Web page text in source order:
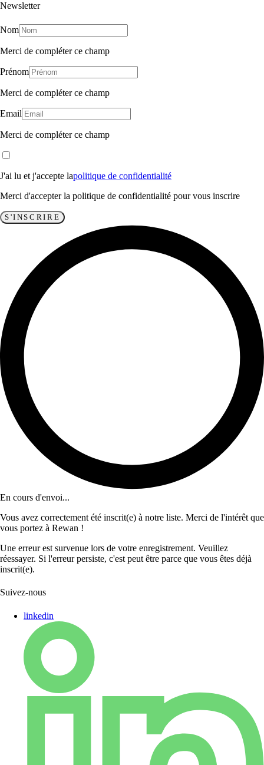
Newsletter
Nom
Merci de compléter ce champ
Prénom
Merci de compléter ce champ
Email
Merci de compléter ce champ
J'ai lu et j'accepte lapolitique de confidentialité
Merci d'accepter la politique de confidentialité pour vous inscrire
S'INSCRIRE
En cours d'envoi...
Vous avez correctement été inscrit(e) à notre liste. Merci de l'intérêt que
vous portez à Rewan !
Une erreur est survenue lors de votre enregistrement. Veuillez
réessayer. Si l'erreur persiste, c'est peut être parce que vous êtes déjà
inscrit(e).
Suivez-nous
linkedin